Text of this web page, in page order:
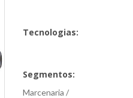
Tecnologias:
Segmentos:
Marcenaria /